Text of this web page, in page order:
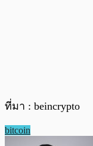
ที่มา : beincrypto
bitcoin